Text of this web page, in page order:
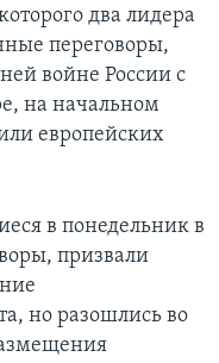
два лидера
переговоры,
войне России с
на начальном
европейских
в понедельник в
призвали
но разошлись во